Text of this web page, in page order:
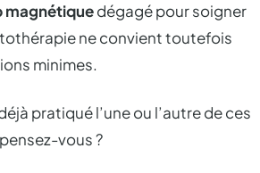
magnétiquedégagé pour soigner
ne convient toutefois
minimes.
pratiqué l’une ou l’autre de ces
vous ?